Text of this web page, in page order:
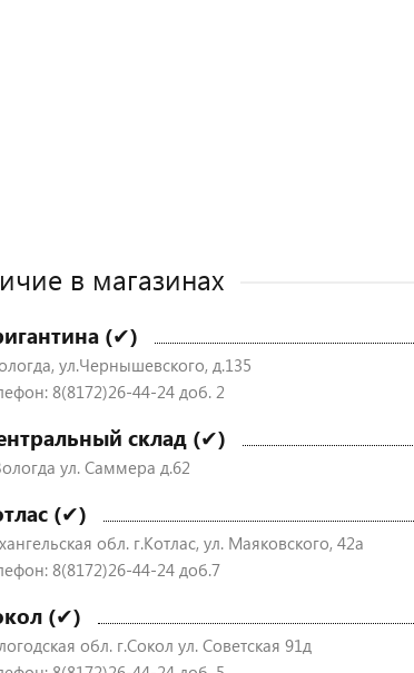
в магазинах
(✔)
ул.Чернышевского, д.135
8(8172)26-44-24 доб. 2
склад (✔)
ул. Саммера д.62
(✔)
обл. г.Котлас, ул. Маяковского, 42а
8(8172)26-44-24 доб.7
(✔)
обл. г.Сокол ул. Советская 91д